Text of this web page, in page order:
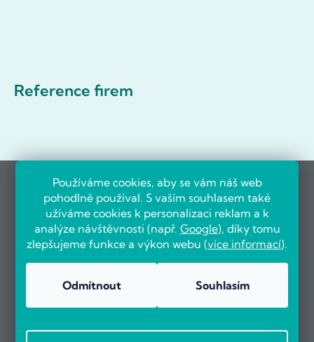
Používáme cookies, aby se vám náš web
pohodlně používal. S vaším souhlasem také
užíváme cookies k personalizaci reklam a k
analýze návštěvnosti (např. Google), díky tomu
zlepšujeme funkce a výkon webu (více informací).
Odmítnout Souhlasím
Reference firem